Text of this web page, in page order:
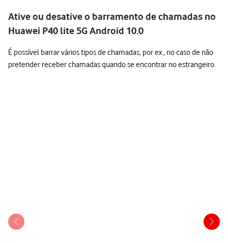
Ative ou desative o barramento de chamadas no
Huawei P40 lite 5G Android 10.0
É possível barrar vários tipos de chamadas, por ex., no caso de não
pretender receber chamadas quando se encontrar no estrangeiro.